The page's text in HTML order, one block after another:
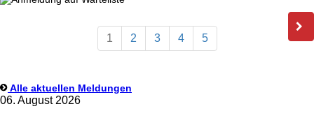
1 2 3 4 5
Alle aktuellen Meldungen
06. August 2026